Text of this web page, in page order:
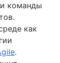
команды
как
.